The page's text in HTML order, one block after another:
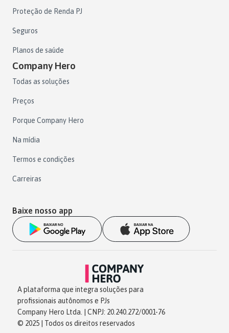
Proteção de Renda PJ
Seguros
Planos de saúde
Company Hero
Todas as soluções
Preços
Porque Company Hero
Na mídia
Termos e condições
Carreiras
Baixe nosso app
A plataforma que integra soluções para
profissionais autônomos e PJs
Company Hero Ltda. | CNPJ: 20.240.272/0001-76
© 2025 | Todos os direitos reservados